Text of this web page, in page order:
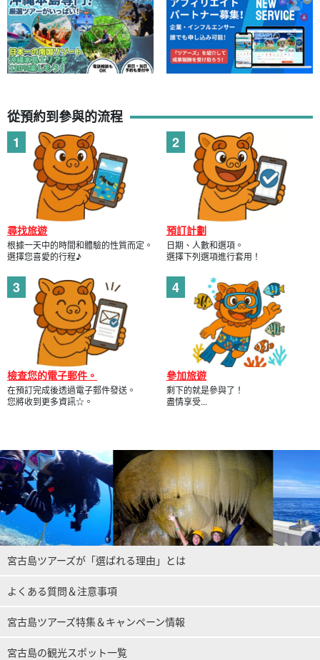
從預約到參與的流程
尋找旅遊
根據一天中的時間和體驗的性質而定。
選擇您喜愛的行程♪
預訂計劃
日期、人數和選項。
選擇下列選項進行套用！
檢查您的電子郵件。
在預訂完成後透過電子郵件發送。
您將收到更多資訊☆。
參加旅遊
剩下的就是參與了！
盡情享受...
宮古島ツアーズが「選ばれる理由」とは
よくある質問＆注意事項
宮古島ツアーズ特集＆キャンペーン情報
宮古島の観光スポット一覧